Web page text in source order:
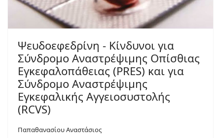
Ψευδοεφεδρίνη - Κίνδυνοι για
Σύνδρομο Αναστρέψιμης Οπίσθιας
Εγκεφαλοπάθειας (PRES) και για
Σύνδρομο Αναστρέψιμης
Εγκεφαλικής Αγγειοσυστολής
(RCVS)
Παπαθανασίου Αναστάσιος